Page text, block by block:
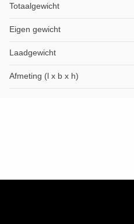
Totaalgewicht
Eigen gewicht
Laadgewicht
Afmeting (l x b x h)